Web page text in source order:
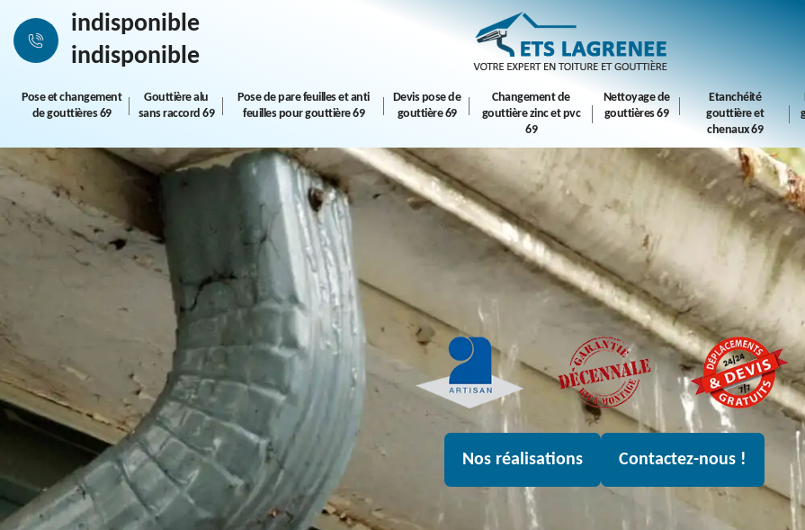
indisponible
indisponible
Pose et changement
de gouttières 69
Gouttière alu
sans raccord 69
Pose de pare feuilles et anti
feuilles pour gouttière 69
Devis pose de
gouttière 69
Changement de
gouttière zinc et pvc
69
Nettoyage de
gouttières 69
Etanchéité
gouttière et
chenaux 69
Nos réalisations Contactez-nous !